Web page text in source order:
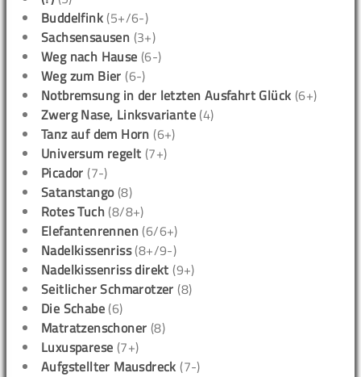
Buddelfink (5+/6-)
Sachsensausen (3+)
Weg nach Hause (6-)
Weg zum Bier (6-)
Notbremsung in der letzten Ausfahrt Glück (6+)
Zwerg Nase, Linksvariante (4)
Tanz auf dem Horn (6+)
Universum regelt (7+)
Picador (7-)
Satanstango(8)
Rotes Tuch (8/8+)
Elefantenrennen (6/6+)
Nadelkissenriss(8+/9-)
Nadelkissenriss direkt (9+)
Seitlicher Schmarotzer (8)
Die Schabe (6)
Matratzenschoner (8)
Luxusparese (7+)
Aufgstellter Mausdreck (7-)